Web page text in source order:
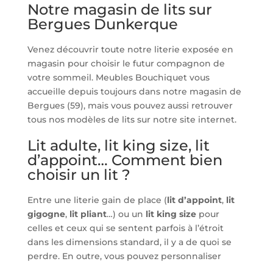
Notre magasin de lits sur
Bergues Dunkerque
Venez découvrir toute notre literie exposée en
magasin pour choisir le futur compagnon de
votre sommeil. Meubles Bouchiquet vous
accueille depuis toujours dans notre magasin de
Bergues (59), mais vous pouvez aussi retrouver
tous nos modèles de lits sur notre site internet.
Lit adulte, lit king size, lit
d’appoint… Comment bien
choisir un lit ?
Entre une literie gain de place (lit d’appoint, lit
gigogne,lit pliant…) ou un lit king sizepour
celles et ceux qui se sentent parfois à l’étroit
dans les dimensions standard, il y a de quoi se
perdre. En outre, vous pouvez personnaliser